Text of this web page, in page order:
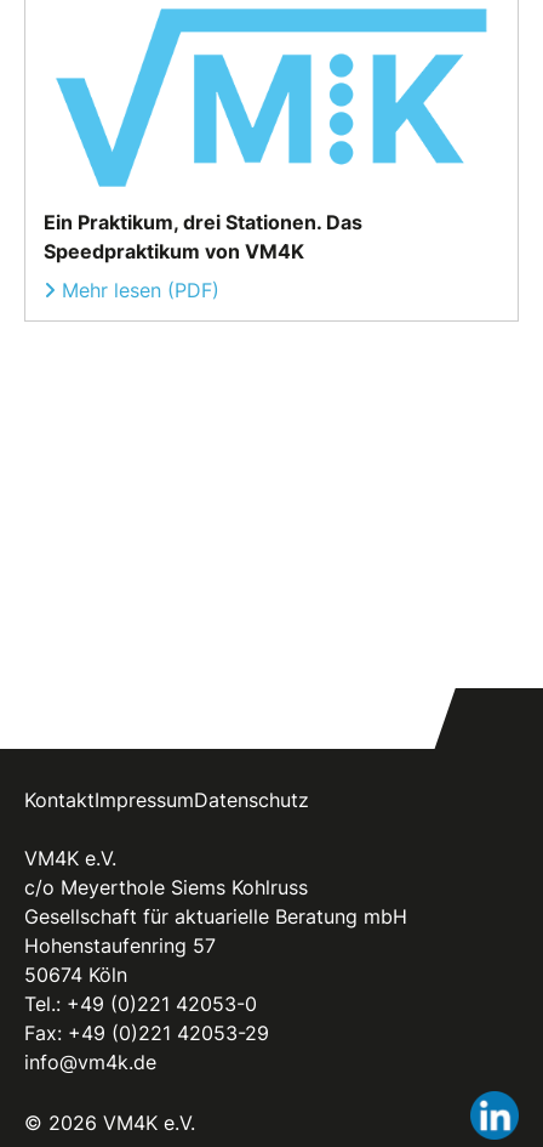
Ein Praktikum, drei Stationen. Das
Speedpraktikum von VM4K
Mehr lesen (PDF)
KontaktImpressumDatenschutz
VM4K e.V.
c/o Meyerthole Siems Kohlruss
Gesellschaft für aktuarielle Beratung mbH
Hohenstaufenring 57
50674 Köln
Tel.: +49 (0)221 42053-0
Fax: +49 (0)221 42053-29
info@vm4k.de
© 2026 VM4K e.V.